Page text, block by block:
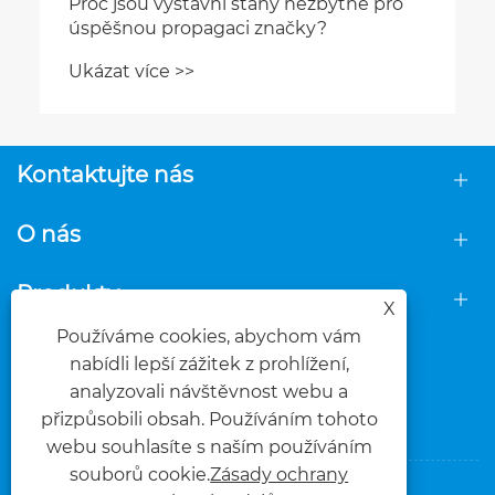
úspěšnou propagaci značky?
Ukázat více >>
Kontaktujte nás
O nás
Produkty
NÁSLEDUJ NÁS
X
Používáme cookies, abychom vám
nabídli lepší zážitek z prohlížení,
analyzovali návštěvnost webu a
přizpůsobili obsah. Používáním tohoto
webu souhlasíte s naším používáním
souborů cookie.Zásady ochrany